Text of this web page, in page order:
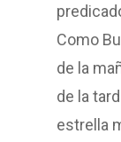
Como
de la
de la
estrella